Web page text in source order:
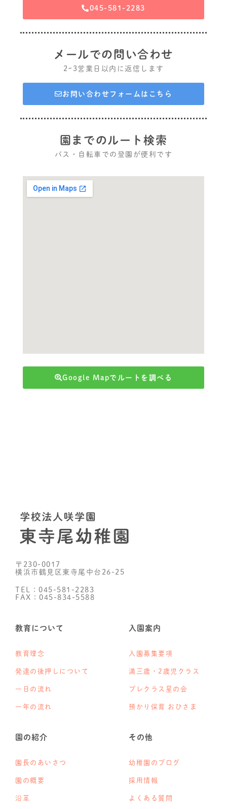
045-581-2283
メールでの問い合わせ
2~3営業日以内に返信します
お問い合わせフォームはこちら
園までのルート検索
バス・自転車での登園が便利です
Google Mapでルートを調べる
〒230-0017
横浜市鶴見区東寺尾中台26-25
TEL：045-581-2283
FAX：045-834-5588
教育について
教育理念
発達の後押しについて
一日の流れ
一年の流れ
入園案内
入園募集要項
満三歳・2歳児クラス
プレクラス星の会
預かり保育 おひさま
園の紹介
園長のあいさつ
園の概要
沿革
その他
幼稚園のブログ
採用情報
よくある質問